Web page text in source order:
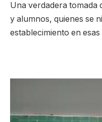
Una verdadera tomada
y alumnos, quienes se
establecimiento en